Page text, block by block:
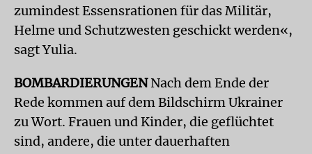
zumindest Essensrationen für das Militär,
Helme und Schutzwesten geschickt werden«,
sagt Yulia.
BOMBARDIERUNGENNach dem Ende der
Rede kommen auf dem Bildschirm Ukrainer
zu Wort. Frauen und Kinder, die geflüchtet
sind, andere, die unter dauerhaften